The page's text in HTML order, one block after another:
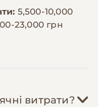
5,500-10,000
23,000 грн
витрати?